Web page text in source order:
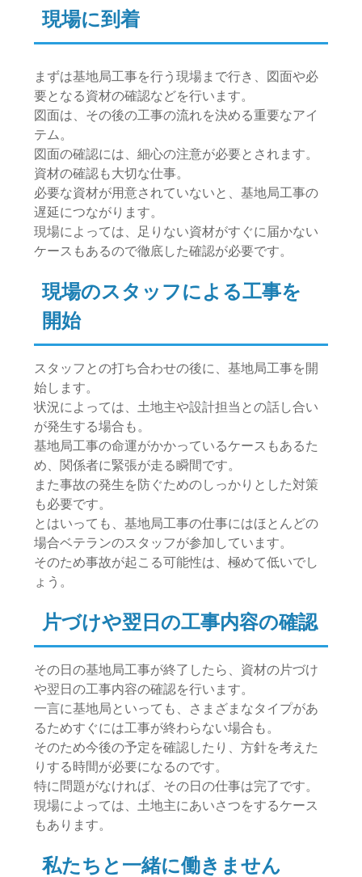
現場に到着
まずは基地局工事を行う現場まで行き、図面や必
要となる資材の確認などを行います。
図面は、その後の工事の流れを決める重要なアイ
テム。
図面の確認には、細心の注意が必要とされます。
資材の確認も大切な仕事。
必要な資材が用意されていないと、基地局工事の
遅延につながります。
現場によっては、足りない資材がすぐに届かない
ケースもあるので徹底した確認が必要です。
現場のスタッフによる工事を
開始
スタッフとの打ち合わせの後に、基地局工事を開
始します。
状況によっては、土地主や設計担当との話し合い
が発生する場合も。
基地局工事の命運がかかっているケースもあるた
め、関係者に緊張が走る瞬間です。
また事故の発生を防ぐためのしっかりとした対策
も必要です。
とはいっても、基地局工事の仕事にはほとんどの
場合ベテランのスタッフが参加しています。
そのため事故が起こる可能性は、極めて低いでし
ょう。
片づけや翌日の工事内容の確認
その日の基地局工事が終了したら、資材の片づけ
や翌日の工事内容の確認を行います。
一言に基地局といっても、さまざまなタイプがあ
るためすぐには工事が終わらない場合も。
そのため今後の予定を確認したり、方針を考えた
りする時間が必要になるのです。
特に問題がなければ、その日の仕事は完了です。
現場によっては、土地主にあいさつをするケース
もあります。
私たちと一緒に働きません